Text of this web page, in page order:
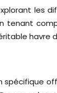
les
tenant
havre
spécifique